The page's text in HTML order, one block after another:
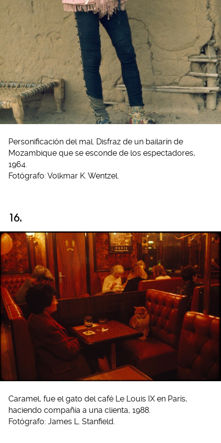
Personificación del mal. Disfraz de un bailarín de
Mozambique que se esconde de los espectadores,
1964.
Fotógrafo: Volkmar K. Wentzel.
16.
Caramel, fue el gato del café Le Louis IX en París,
haciendo compañía a una clienta, 1988.
Fotógrafo: James L. Stanfield.